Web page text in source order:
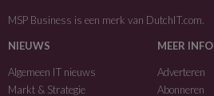
MSP Business is een merk van DutchIT.com
NIEUWS
Algemeen IT nieuws
Markt & Strategie
MEER INFO
Adverteren
Abonneren